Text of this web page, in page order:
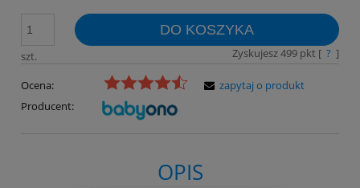
szt.
DO KOSZYKA
Zyskujesz499pkt [ ? ]
Ocena:
Producent:
zapytaj o produkt
OPIS